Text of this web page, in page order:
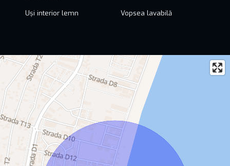
Uși interior lemn Vopsea lavabilă